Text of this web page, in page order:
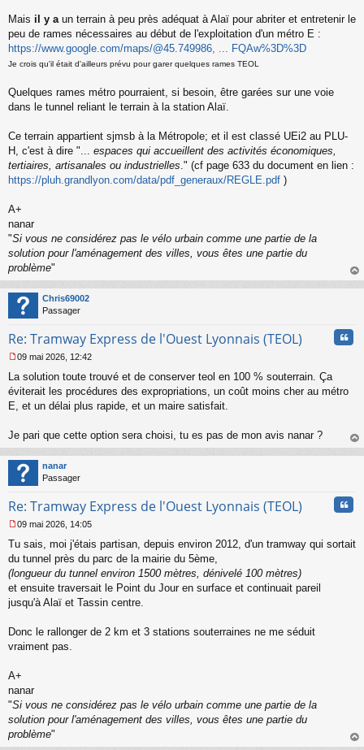
s
g
e
n
n
u
Mais il y aun terrain à peu près adéquat à Alaï pour abriter et entretenir le
peu de rames nécessaires au début de l'exploitation d'un métro E :
https://www.google.com/maps/@45.749986, ... FQAw%3D%3D
Je crois qu'il était d'ailleurs prévu pour garer quelques rames TEOL
Quelques rames métro pourraient, si besoin, être garées sur une voie
dans le tunnel reliant le terrain à la station Alaï.
Ce terrain appartient sjmsb à la Métropole; et il est classé UEi2 au PLU-
H, c'est à dire "... espaces qui accueillent des activités économiques,
tertiaires, artisanales ou industrielles." (cf page 633 du document en lien :
https://pluh.grandlyon.com/data/pdf_generaux/REGLE.pdf )
A+
nanar
"Si vous ne considérez pas le vélo urbain comme une partie de la
solution pour l'aménagement des villes, vous êtes une partie du
problème"
au
Chris69002
Passager
Re: Tramway Express de l'Ouest Lyonnais (TEOL)
e
s
a
e
n
o
n
l
09 mai 2026, 12:42
La solution toute trouvé et de conserver teol en 100 % souterrain. Ça
éviterait les procédures des expropriations, un coût moins cher au métro
E, et un délai plus rapide, et un maire satisfait.
Je pari que cette option sera choisi, tu es pas de mon avis nanar ?
au
nanar
Passager
Re: Tramway Express de l'Ouest Lyonnais (TEOL)
e
s
s
g
e
o
n
09 mai 2026, 14:05
Tu sais, moi j'étais partisan, depuis environ 2012, d'un tramway qui sortait
du tunnel près du parc de la mairie du 5ème,
(longueur du tunnel environ 1500 mètres, dénivelé 100 mètres)
et ensuite traversait le Point du Jour en surface et continuait pareil
jusqu'à Alaï et Tassin centre.
Donc le rallonger de 2 km et 3 stations souterraines ne me séduit
vraiment pas.
A+
nanar
"Si vous ne considérez pas le vélo urbain comme une partie de la
solution pour l'aménagement des villes, vous êtes une partie du
problème"